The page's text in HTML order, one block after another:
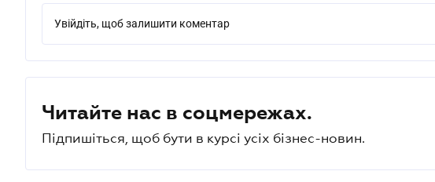
Увійдіть, щоб залишити коментар
Читайте нас в соцмережах.
Підпишіться, щоб бути в курсі усіх бізнес-новин.